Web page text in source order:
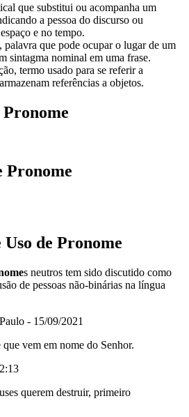
que substitui ou acompanha um
a pessoa do discurso ou
e no tempo.
que pode ocupar o lugar de um
sintagma nominal em uma frase.
termo usado para se referir a
referências a objetos.
Pronome
Pronome
Uso de Pronome
s neutros tem sido discutido como
de pessoas não-binárias na língua
- 15/09/2021
que vem em nome do Senhor.
querem destruir, primeiro